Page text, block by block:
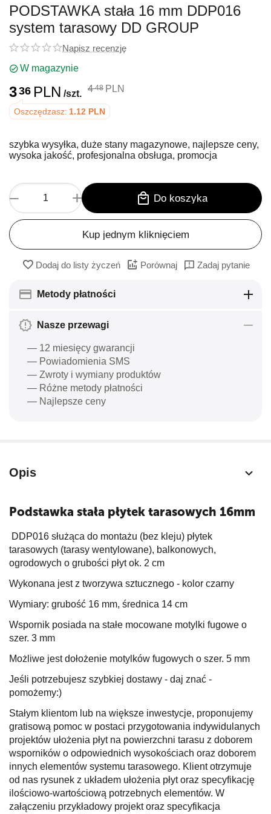
PODSTAWKA stała 16 mm DDP016
system tarasowy DD GROUP
Napisz recenzję
W magazynie
336 PLN /szt. 4 48 PLN
Oszczędzasz: 1.12 PLN
szybka wysyłka, duże stany magazynowe, najlepsze ceny,
wysoka jakość, profesjonalna obsługa, promocja
+
− Do koszyka
Kup jednym kliknięciem
Dodaj do listy życzeń Porównaj Zadaj pytanie
Metody płatności
Nasze przewagi
— 12 miesięcy gwarancji
— Powiadomienia SMS
— Zwroty i wymiany produktów
— Różne metody płatności
— Najlepsze ceny
Opis
Podstawka stała płytek tarasowych 16mm
DDP016 służąca do montażu (bez kleju) płytek
tarasowych (tarasy wentylowane), balkonowych,
ogrodowych o grubości płyt ok. 2 cm
Wykonana jest z tworzywa sztucznego - kolor czarny
Wymiary: grubość 16 mm, średnica 14 cm
Wspornik posiada na stałe mocowane motylki fugowe o
szer. 3 mm
Możliwe jest dołożenie motylków fugowych o szer. 5 mm
Jeśli potrzebujesz szybkiej dostawy - daj znać -
pomożemy:)
Stałym klientom lub na większe inwestycje, proponujemy
gratisową pomoc w postaci przygotowania indywidulanych
projektów ułożenia płyt na powierzchni tarasu z doborem
wsporników o odpowiednich wysokościach oraz doborem
innych elementów systemu tarasowego. Klient otrzymuje
od nas rysunek z układem ułożenia płyt oraz specyfikację
ilościowo-wartościową potrzebnych elementów. W
załączeniu przykładowy projekt oraz specyfikacja